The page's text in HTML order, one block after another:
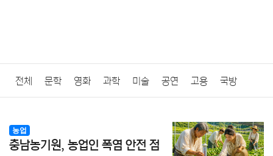
전체 문학 영화 과학 미술 공연 고용 국방
질병 가요 방송 일상 주식 암호화폐 블록체인
농업
충남농기원, 농업인 폭염 안전 점